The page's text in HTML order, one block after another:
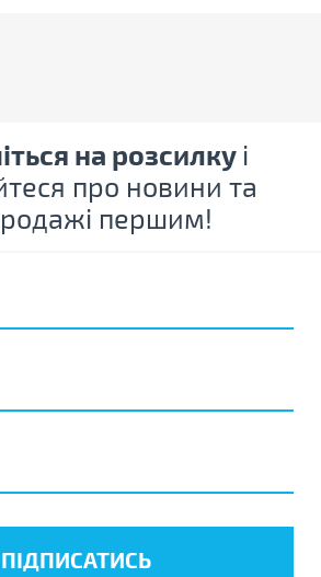
на розсилку і
про новини та
першим!